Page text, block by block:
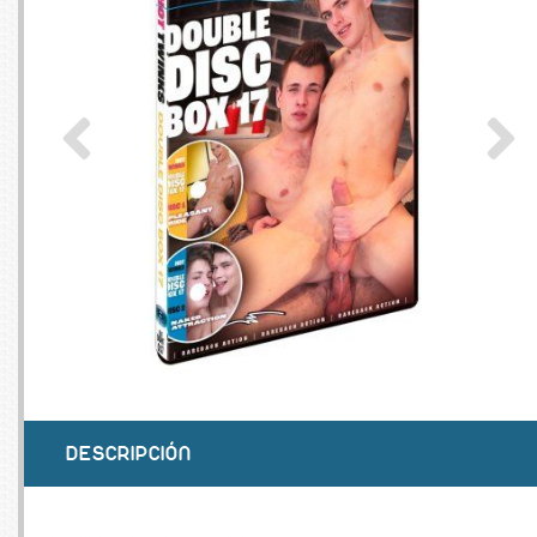
SERVEURS
BAGAGERIE
DESCRIPCIÓN